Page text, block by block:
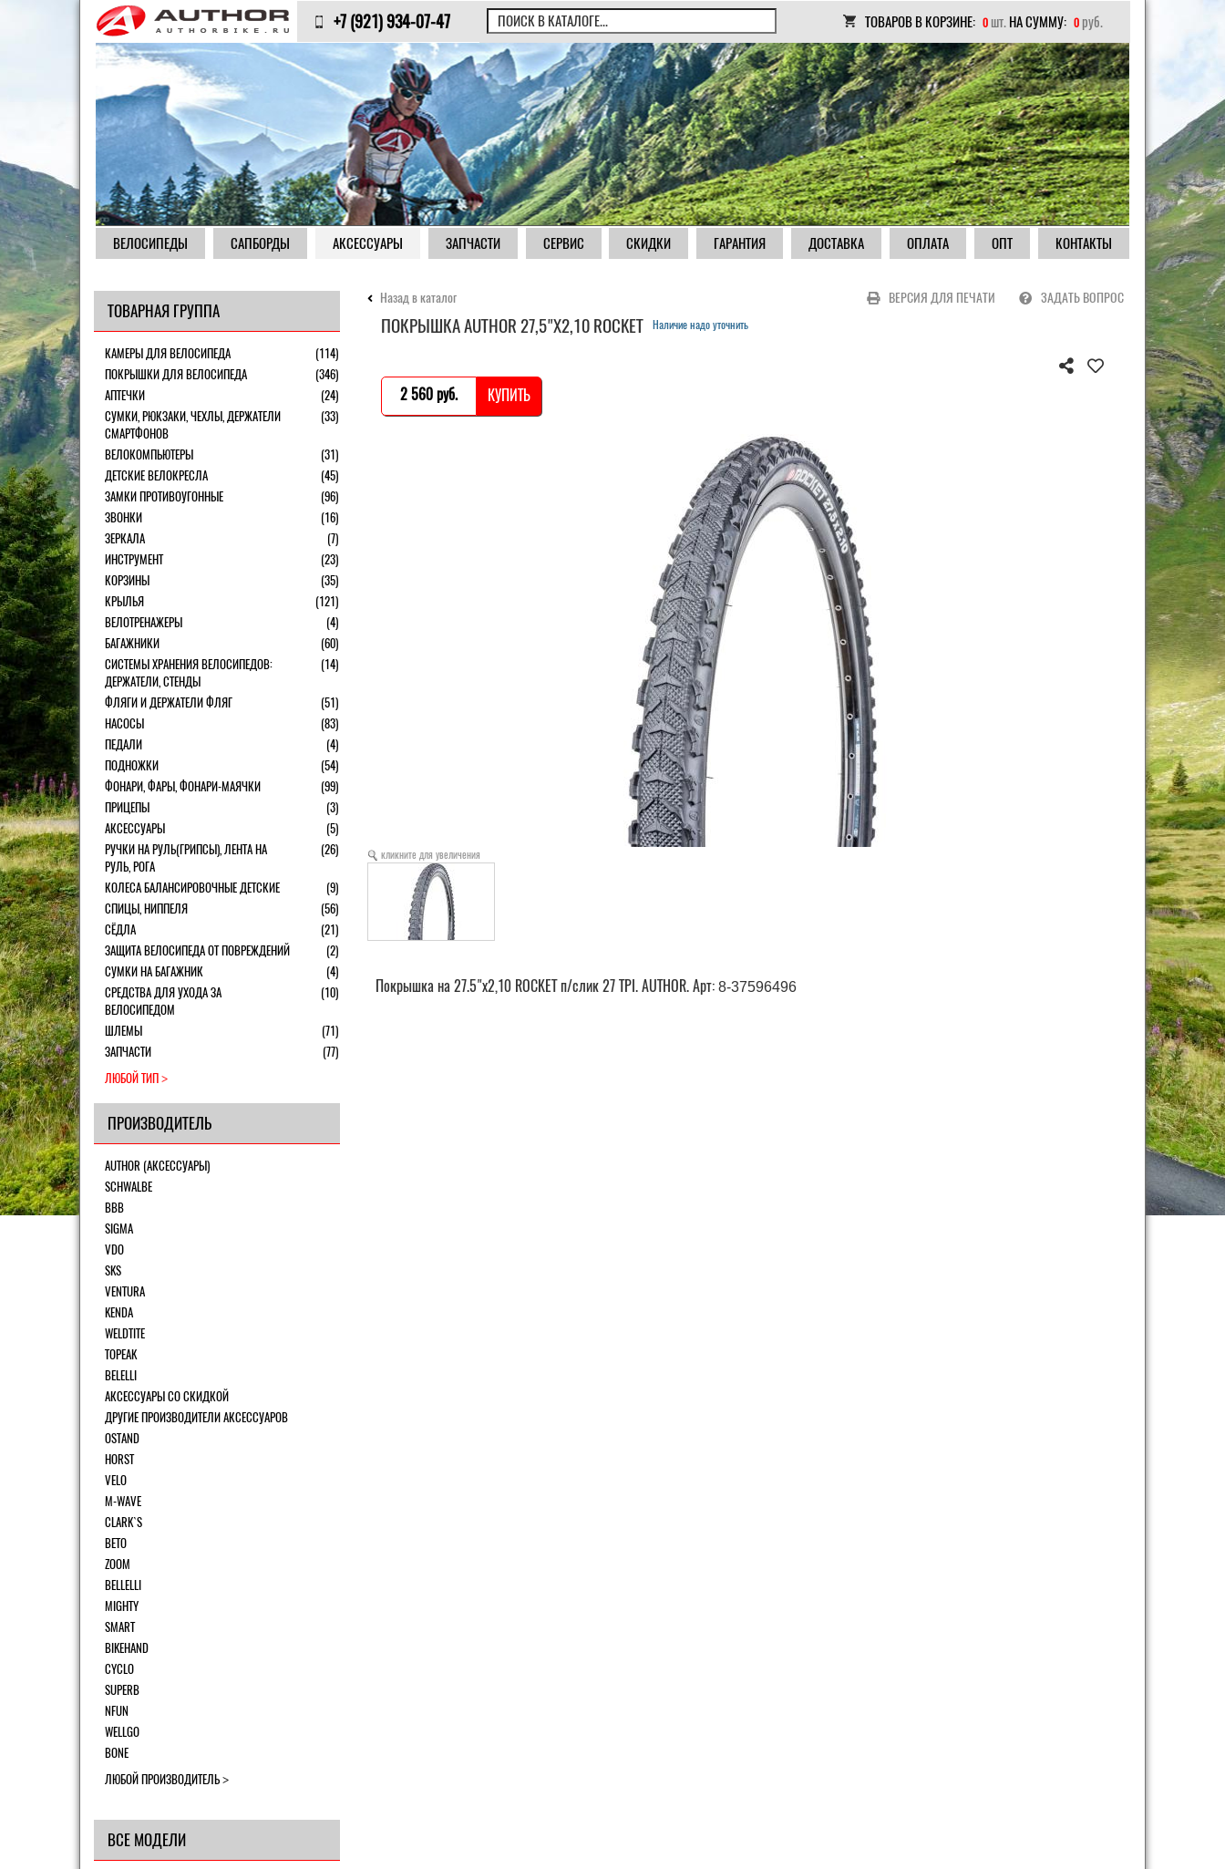
+7 (921) 934-07-47 ТОВАРОВ В КОРЗИНЕ: 0 шт. НА СУММУ: 0 руб.
ВЕЛОСИПЕДЫ САПБОРДЫ АКСЕССУАРЫ ЗАПЧАСТИ СЕРВИС СКИДКИ ГАРАНТИЯ ДОСТАВКА ОПЛАТА ОПТ КОНТАКТЫ
Назад в каталог ВЕРСИЯ ДЛЯ ПЕЧАТИ ЗАДАТЬ ВОПРОС
ПОКРЫШКА AUTHOR 27,5"Х2,10 ROCKET Наличие надо уточнить
2 560 pуб. КУПИТЬ
кликните для увеличения
Покрышка на 27.5"х2,10 ROCKET п/слик 27 TPI. AUTHOR. Арт: 8-37596496
ТОВАРНАЯ ГРУППА
КАМЕРЫ ДЛЯ ВЕЛОСИПЕДА
(114)
ПОКРЫШКИ ДЛЯ ВЕЛОСИПЕДА
(346)
АПТЕЧКИ
(24)
СУМКИ, РЮКЗАКИ, ЧЕХЛЫ, ДЕРЖАТЕЛИ
СМАРТФОНОВ
(33)
ВЕЛОКОМПЬЮТЕРЫ
(31)
ДЕТСКИЕ ВЕЛОКРЕСЛА
(45)
ЗАМКИ ПРОТИВОУГОННЫЕ
(96)
ЗВОНКИ
(16)
ЗЕРКАЛА
(7)
ИНСТРУМЕНТ
(23)
КОРЗИНЫ
(35)
КРЫЛЬЯ
(121)
ВЕЛОТРЕНАЖЕРЫ
(4)
БАГАЖНИКИ
(60)
СИСТЕМЫ ХРАНЕНИЯ ВЕЛОСИПЕДОВ:
ДЕРЖАТЕЛИ, СТЕНДЫ
(14)
ФЛЯГИ И ДЕРЖАТЕЛИ ФЛЯГ
(51)
НАСОСЫ
(83)
ПЕДАЛИ
(4)
ПОДНОЖКИ
(54)
ФОНАРИ, ФАРЫ, ФОНАРИ-МАЯЧКИ
(99)
ПРИЦЕПЫ
(3)
АКСЕССУАРЫ
(5)
РУЧКИ НА РУЛЬ(ГРИПСЫ), ЛЕНТА НА
РУЛЬ, РОГА
(26)
КОЛЕСА БАЛАНСИРОВОЧНЫЕ ДЕТСКИЕ
(9)
СПИЦЫ, НИППЕЛЯ
(56)
СЁДЛА
(21)
ЗАЩИТА ВЕЛОСИПЕДА ОТ ПОВРЕЖДЕНИЙ
(2)
СУМКИ НА БАГАЖНИК
(4)
СРЕДСТВА ДЛЯ УХОДА ЗА
ВЕЛОСИПЕДОМ
(10)
ШЛЕМЫ
(71)
ЗАПЧАСТИ
(77)
ЛЮБОЙ ТИП
ПРОИЗВОДИТЕЛЬ
AUTHOR (АКСЕССУАРЫ)
SCHWALBE
BBB
SIGMA
VDO
SKS
VENTURA
KENDA
WELDTITE
TOPEAK
BELELLI
АКСЕССУАРЫ СО СКИДКОЙ
ДРУГИЕ ПРОИЗВОДИТЕЛИ АКСЕССУАРОВ
OSTAND
HORST
VELO
M-WAVE
CLARK`S
BETO
ZOOM
BELLELLI
MIGHTY
SMART
BIKEHAND
CYCLO
SUPERB
NFUN
WELLGO
BONE
ЛЮБОЙ ПРОИЗВОДИТЕЛЬ
ВСЕ МОДЕЛИ